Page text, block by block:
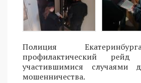
Полиция
профилактический
участившимися случаями
мошенничества.